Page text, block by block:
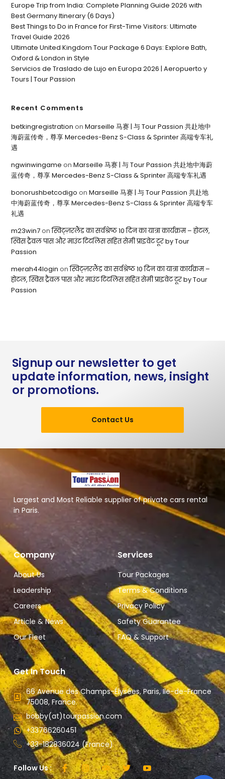
Europe Trip from India: Complete Planning Guide 2026 with
Best Germany Itinerary (6 Days)
Best Things to Do in France for First-Time Visitors: Ultimate
Travel Guide 2026
Ultimate United Kingdom Tour Package 6 Days: Explore Bath,
Oxford & London in Style
Servicios de Traslado de Lujo en Europa 2026 | Aeropuerto y
Tours | Tour Passion
Recent Comments
betkingregistration onMarseille 马赛 | 与 Tour Passion 共赴地中
海蔚蓝传奇，尊享 Mercedes-Benz S-Class & Sprinter 高端专车礼
遇
ngwinwingame onMarseille 马赛 | 与 Tour Passion 共赴地中海蔚
蓝传奇，尊享 Mercedes-Benz S-Class & Sprinter 高端专车礼遇
bonorushbetcodigo onMarseille 马赛 | 与 Tour Passion 共赴地
中海蔚蓝传奇，尊享 Mercedes-Benz S-Class & Sprinter 高端专车
礼遇
m23win7onस्विट्ज़रलैंड का सर्वश्रेष्ठ 10 दिन का यात्रा कार्यक्रम – होटल,
स्विस ट्रैवल पास और माउंट टिटलिस सहित सेमी प्राइवेट टूर by Tour
Passion
merah44login onस्विट्ज़रलैंड का सर्वश्रेष्ठ 10 दिन का यात्रा कार्यक्रम –
होटल, स्विस ट्रैवल पास और माउंट टिटलिस सहित सेमी प्राइवेट टूर by Tour
Passion
Signup our newsletter to get
update information, news, insight
or promotions.
Contact Us
Largest and Most Reliable supplier of private cars rental
in Paris.
Company
About Us
Leadership
Careers
Article & News
Our Fleet
Services
Tour Packages
Terms & Conditions
Privacy Policy
Safety Guarantee
FAQ & Support
Get In Touch
66 Avenue des Champs-Élysées, Paris, Ile-de-France
75008, France.
bobby(at)tourpassion.com
+33766260451
+33-182836024 (France)
Follow Us :